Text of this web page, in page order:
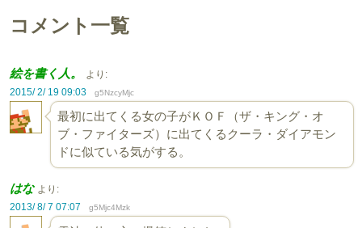
コメント一覧
絵を書く人。
より:
2015/ 2/ 19 09:03
g5NzcyMjc
最初に出てくる女の子がＫＯＦ（ザ・キング・オ
ブ・ファイターズ）に出てくるクーラ・ダイアモン
ドに似ている気がする。
はな より:
2013/ 8/ 7 07:07
g5Mjc4Mzk